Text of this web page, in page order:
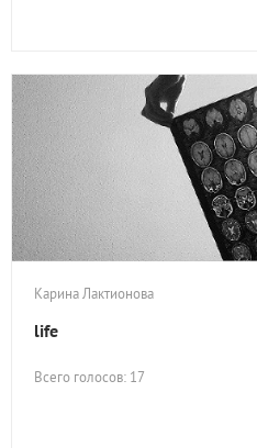
Карина Лактионова
life
Всего голосов: 17